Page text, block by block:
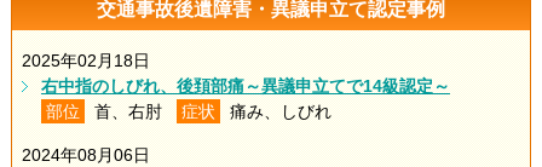
交通事故後遺障害・異議申立て認定事例
2025年02月18日
右中指のしびれ、後頚部痛～異議申立てで14級認定～
部位
首、右肘 症状 痛み、しびれ
2024年08月06日